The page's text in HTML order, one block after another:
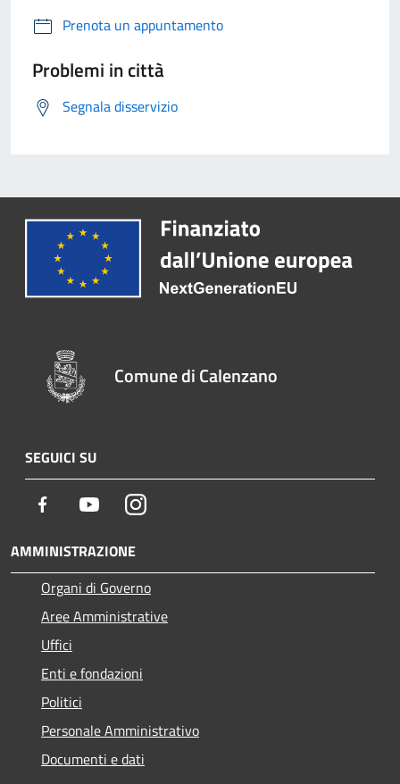
Prenota un appuntamento
Problemi in città
Segnala disservizio
Comune di Calenzano
SEGUICI SU
Facebook YoutubeInstagram
AMMINISTRAZIONE
Organi di Governo
Aree Amministrative
Uffici
Enti e fondazioni
Politici
Personale Amministrativo
Documenti e dati